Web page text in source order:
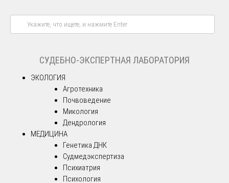
СУДЕБНО-ЭКСПЕРТНАЯ ЛАБОРАТОРИЯ
ЭКОЛОГИЯ
Агротехника
Почвоведение
Микология
Дендрология
МЕДИЦИНА
Генетика ДНК
Судмедэкспертиза
Психиатрия
Психология